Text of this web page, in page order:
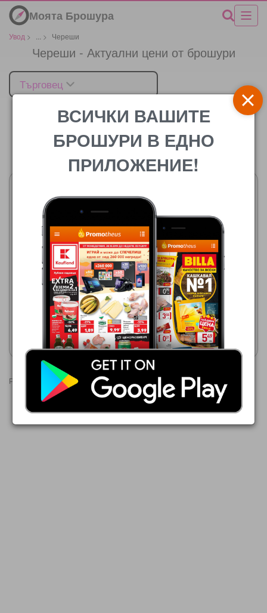
Моята Брошура
Увод > > Череши
Череши - Актуални цени от брошури
Търговец
Цената
06.08.2026 - 12.08.2026
2,50 €
ЗАМРАЗЕН ПЛОДОВ МИКС/
ЯГОДИ/ЧЕРЕШИ HORTEX
Покажи брошурата
CBA
06.08.2026 - 12.08.2026
2,95 €
Череши
Покажи брошурата
Реклами
ВСИЧКИ ВАШИТЕ
БРОШУРИ В ЕДНО
ПРИЛОЖЕНИЕ!